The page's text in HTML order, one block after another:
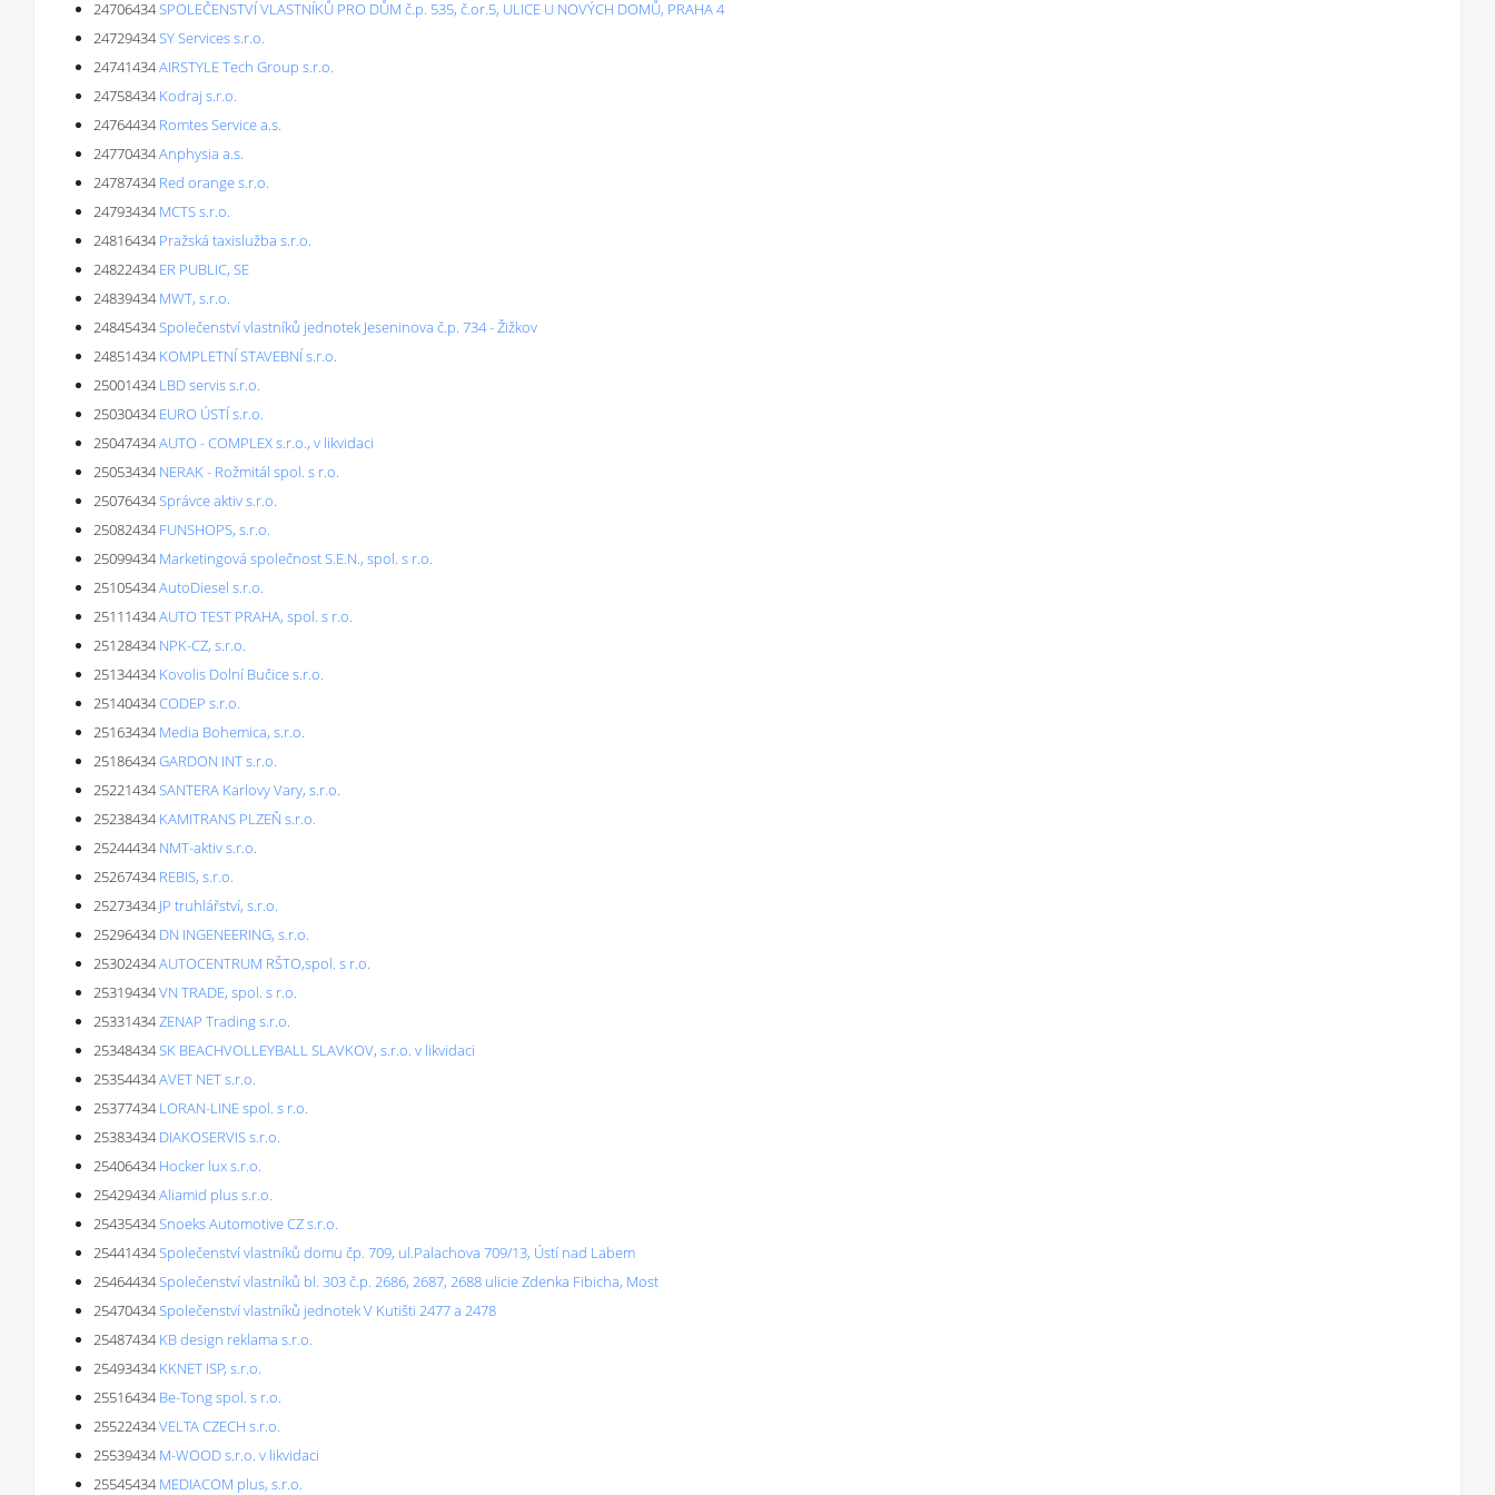
24706434SPOLEČENSTVÍ VLASTNÍKŮ PRO DŮM č.p. 535, č.or.5, ULICE U NOVÝCH DOMŮ, PRAHA 4
24729434SY Services s.r.o.
24741434AIRSTYLE Tech Group s.r.o.
24758434 Kodraj s.r.o.
24764434 Romtes Service a.s.
24770434Anphysia a.s.
24787434 Red orange s.r.o.
24793434 MCTS s.r.o.
24816434 Pražská taxislužba s.r.o.
24822434 ER PUBLIC, SE
24839434 MWT, s.r.o.
24845434Společenství vlastníků jednotek Jeseninova č.p. 734 - Žižkov
24851434 KOMPLETNÍ STAVEBNÍ s.r.o.
25001434 LBD servis s.r.o.
25030434 EURO ÚSTÍ s.r.o.
25047434AUTO - COMPLEX s.r.o., v likvidaci
25053434 NERAK - Rožmitál spol. s r.o.
25076434Správce aktiv s.r.o.
25082434 FUNSHOPS, s.r.o.
25099434 Marketingová společnost S.E.N., spol. s r.o.
25105434AutoDiesel s.r.o.
25111434AUTO TEST PRAHA, spol. s r.o.
25128434 NPK-CZ, s.r.o.
25134434 Kovolis Dolní Bučice s.r.o.
25140434CODEP s.r.o.
25163434 Media Bohemica, s.r.o.
25186434GARDON INT s.r.o.
25221434SANTERA Karlovy Vary, s.r.o.
25238434 KAMITRANS PLZEŇ s.r.o.
25244434 NMT-aktiv s.r.o.
25267434 REBIS, s.r.o.
25273434 JP truhlářství, s.r.o.
25296434 DN INGENEERING, s.r.o.
25302434AUTOCENTRUM RŠTO,spol. s r.o.
25319434VN TRADE, spol. s r.o.
25331434ZENAP Trading s.r.o.
25348434SK BEACHVOLLEYBALL SLAVKOV, s.r.o. v likvidaci
25354434AVET NET s.r.o.
25377434 LORAN-LINE spol. s r.o.
25383434 DIAKOSERVIS s.r.o.
25406434 Hocker lux s.r.o.
25429434Aliamid plus s.r.o.
25435434Snoeks Automotive CZ s.r.o.
25441434Společenství vlastníků domu čp. 709, ul.Palachova 709/13, Ústí nad Labem
25464434Společenství vlastníků bl. 303 č.p. 2686, 2687, 2688 ulicie Zdenka Fibicha, Most
25470434Společenství vlastníků jednotek V Kutišti 2477 a 2478
25487434 KB design reklama s.r.o.
25493434 KKNET ISP, s.r.o.
25516434 Be-Tong spol. s r.o.
25522434VELTA CZECH s.r.o.
25539434 M-WOOD s.r.o. v likvidaci
25545434 MEDIACOM plus, s.r.o.